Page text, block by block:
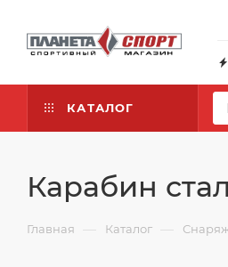
КАТАЛОГ
Карабин
Главная — Каталог —